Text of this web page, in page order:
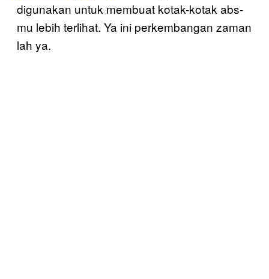
digunakan untuk membuat kotak-kotak abs-
mu lebih terlihat. Ya ini perkembangan zaman
lah ya.